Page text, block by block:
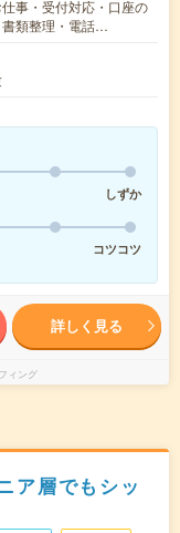
事・受付対応・口座の
書類整理・電話…
しずか
コツコツ
詳しく見る
ィング
ア層でもシッ